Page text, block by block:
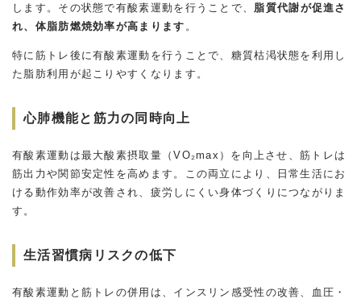
します。その状態で有酸素運動を行うことで、 脂質代謝が促進さ
れ、体脂肪燃焼効率が高まります 。
特に筋トレ後に有酸素運動を行うことで、糖質枯渇状態を利用し
た脂肪利用が起こりやすくなります。
心肺機能と筋力の同時向上
有酸素運動は最大酸素摂取量（VO₂max）を向上させ、筋トレは
筋出力や関節安定性を高めます。この両立により、日常生活にお
ける動作効率が改善され、疲労しにくい身体づくりにつながりま
す。
生活習慣病リスクの低下
有酸素運動と筋トレの併用は、インスリン感受性の改善、血圧・